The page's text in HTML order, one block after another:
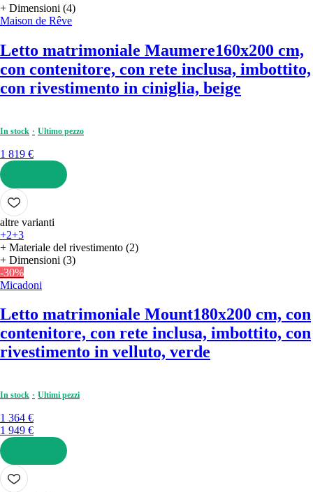
+ Dimensioni (4)
Maison de Rêve
Letto matrimoniale Maumere160x200 cm,
con contenitore, con rete inclusa, imbottito,
con rivestimento in ciniglia, beige
In stock Ultimo pezzo
1 819 €
AGGIUNGI
altre varianti
+2+3
+ Materiale del rivestimento (2)
+ Dimensioni (3)
-30%
Micadoni
Letto matrimoniale Mount180x200 cm, con
contenitore, con rete inclusa, imbottito, con
rivestimento in velluto, verde
In stock Ultimi pezzi
1 364 €
1 949 €
AGGIUNGI